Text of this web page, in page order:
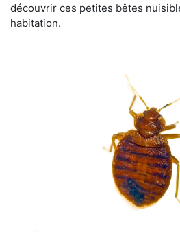
découvrir ces petites bêtes
habitation.